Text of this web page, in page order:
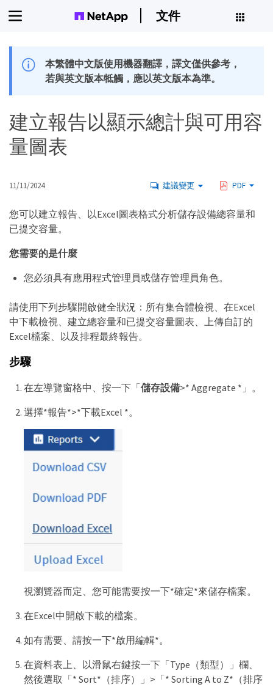
文件
本繁體中文版使用機器翻譯，譯文僅供參考，
若與英文版本牴觸，應以英文版本為準。
建立報告以顯示總計與可用容
量圖表
11/11/2024 建議變更 PDF
您可以建立報告、以Excel圖表格式分析儲存設備總容量和
已提交容量。
您需要的是什麼
您必須具有應用程式管理員或儲存管理員角色。
請使用下列步驟開啟健全狀況：所有集合體檢視、在Excel
中下載檢視、建立總容量和已提交容量圖表、上傳自訂的
Excel檔案、以及排程最終報告。
步驟
在左導覽窗格中、按一下「儲存設備>* Aggregate *」。
選擇*報告*>*下載Excel *。
視瀏覽器而定、您可能需要按一下*確定*來儲存檔案。
在Excel中開啟下載的檔案。
如有需要、請按一下*啟用編輯*。
在資料表上、以滑鼠右鍵按一下「Type（類型）」欄、
然後選取「* Sort*（排序）」>「* Sorting A to Z*（排序